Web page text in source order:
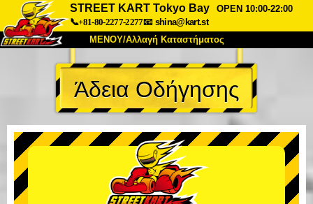
STREET KART Tokyo Bay
OPEN 10:00-22:00
📞+81-80-2277-2277📧 shina@kart.st
ΜΕΝΟΥ/Αλλαγή Καταστήματος
ΚΥΡΙΩΣ
Σχετικά Προδιαγραφές Τιμές
Συχνές Ερωτήσεις
Εταιρεία Κράτηση
Αλλαγή Καταστήματος
Τόκιο Σινάγαουα #1
Άδεια Οδήγησης